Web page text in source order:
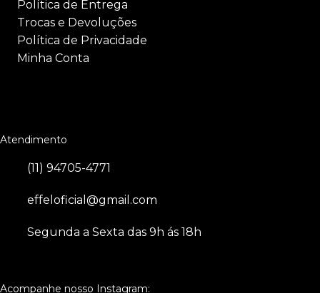
Política de Entrega
Trocas e Devoluções
Política de Privacidade
Minha Conta
Atendimento
(11) 94705-4771
effeloficial@gmail.com
Segunda a Sexta das 9h ás 18h
Acompanhe nosso Instagram: